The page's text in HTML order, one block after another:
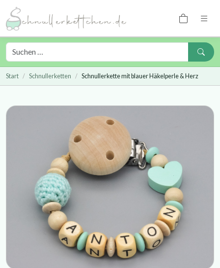
Start Schnullerketten Schnullerkette mit blauer Häkelperle & Herz